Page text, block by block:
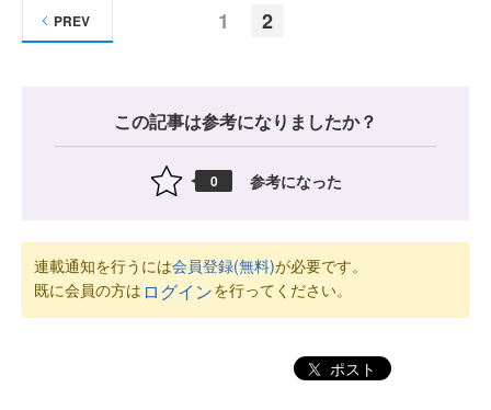
1 2
PREV
この記事は参考になりましたか？
0 参考になった
連載通知を行うには会員登録(無料)が必要です。
既に会員の方は ログインを行ってください。
ポスト